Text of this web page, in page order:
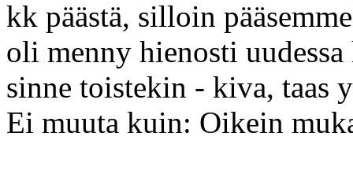
kk päästä, silloin
oli menny hienosti uudessa
sinne toistekin - kiva, taas
Ei muuta kuin: Oikein